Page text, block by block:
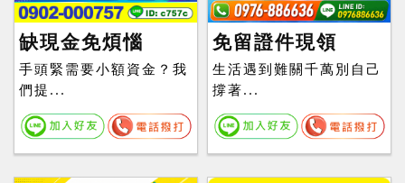
缺現金免煩惱
手頭緊需要小額資金？我
們提...
免留證件現領
生活遇到難關千萬別自己
撐著...